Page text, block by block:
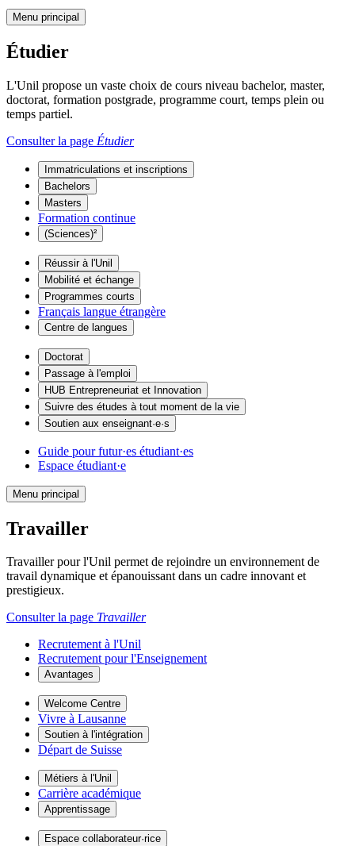
Menu principal
Étudier
L'Unil propose un vaste choix de cours niveau bachelor, master,
doctorat, formation postgrade, programme court, temps plein ou
temps partiel.
Consulter la page Étudier
Immatriculations et inscriptions
Bachelors
Masters
Formation continue
(Sciences)²
Réussir à l'Unil
Mobilité et échange
Programmes courts
Français langue étrangère
Centre de langues
Doctorat
Passage à l'emploi
HUB Entrepreneuriat et Innovation
Suivre des études à tout moment de la vie
Soutien aux enseignant·e·s
Guide pour futur·es étudiant·es
Espace étudiant·e
Menu principal
Travailler
Travailler pour l'Unil permet de rejoindre un environnement de
travail dynamique et épanouissant dans un cadre innovant et
prestigieux.
Consulter la page Travailler
Recrutement à l'Unil
Recrutement pour l'Enseignement
Avantages
Welcome Centre
Vivre à Lausanne
Soutien à l'intégration
Départ de Suisse
Métiers à l'Unil
Carrière académique
Apprentissage
Espace collaborateur·rice